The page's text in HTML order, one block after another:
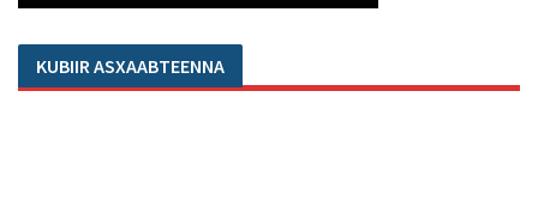
KUBIIR ASXAABTEENNA